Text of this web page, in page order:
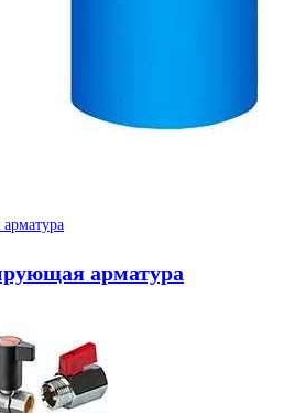
арматура